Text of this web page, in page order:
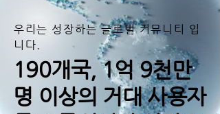
우리는 성장하는 글로벌 커뮤니티 입
니다.
190개국, 1억 9천만
명 이상의 거대 사용자